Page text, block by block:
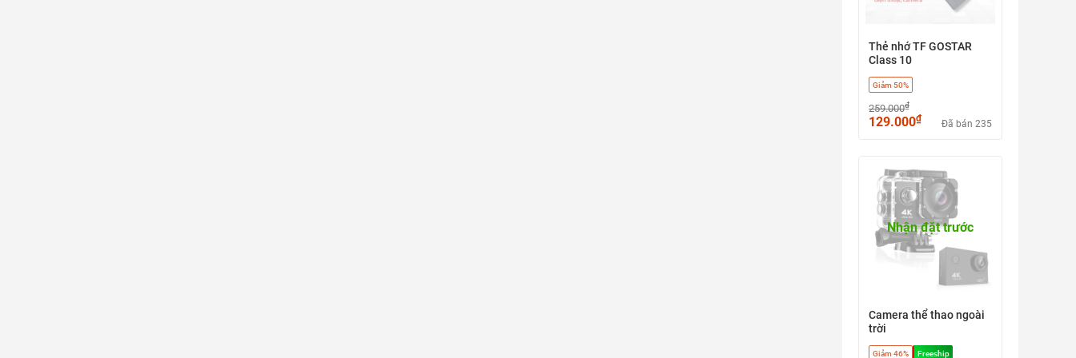
Thẻ nhớ TF GOSTAR
Class 10
Giảm 50%
259.000₫
129.000₫ Đã bán 235
Nhận đặt trước
Camera thể thao ngoài
trời
Giảm 46% Freeship